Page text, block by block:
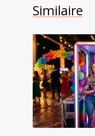
Similaire